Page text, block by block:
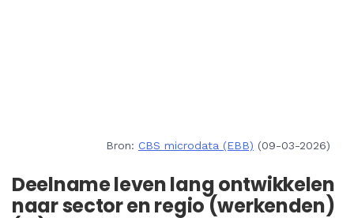
Bron: CBS microdata (EBB) (09-03-2026)
Deelname leven lang ontwikkelen
naar sector en regio (werkenden)